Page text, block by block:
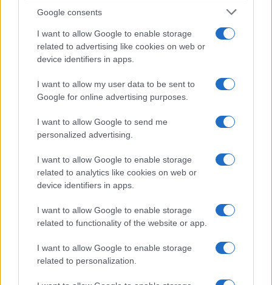
Google consents
I want to allow Google to enable storage
related to advertising like cookies on web or
device identifiers in apps.
I want to allow my user data to be sent to
Google for online advertising purposes.
I want to allow Google to send me
personalized advertising.
I want to allow Google to enable storage
related to analytics like cookies on web or
device identifiers in apps.
I want to allow Google to enable storage
related to functionality of the website or app.
I want to allow Google to enable storage
related to personalization.
Mostre di moda 2026: Franco Moschino a Forte di
Bard e gli eventi imperdibili in Italia
Cristian Castiglioni · 7 Ago 2026